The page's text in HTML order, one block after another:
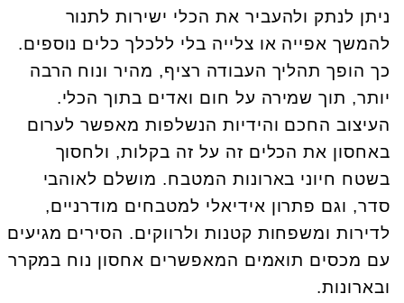
ניתן לנתק ולהעביר את הכלי ישירות לתנור
להמשך אפייה או צלייה בלי ללכלך כלים נוספים.
כך הופך תהליך העבודה רציף, מהיר ונוח הרבה
יותר, תוך שמירה על חום ואדים בתוך הכלי.
העיצוב החכם והידיות הנשלפות מאפשר לערום
באחסון את הכלים זה על זה בקלות, ולחסוך
בשטח חיוני בארונות המטבח. מושלם לאוהבי
סדר, וגם פתרון אידיאלי למטבחים מודרניים,
לדירות ומשפחות קטנות ולרווקים. הסירים מגיעים
עם מכסים תואמים המאפשרים אחסון נוח במקרר
ובארונות.